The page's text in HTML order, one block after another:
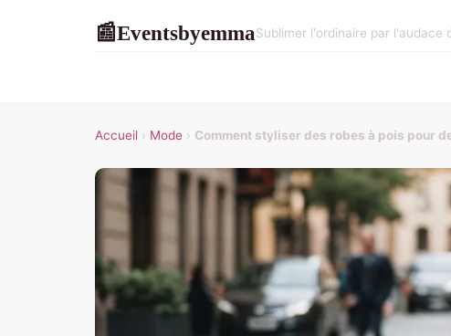
📰EventsbyemmaSublimer l'ordinaire par l'audace
Accueil › Mode › Comment styliser des robes à pois pour